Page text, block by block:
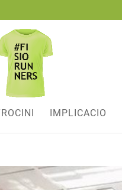
IMPLICACIO